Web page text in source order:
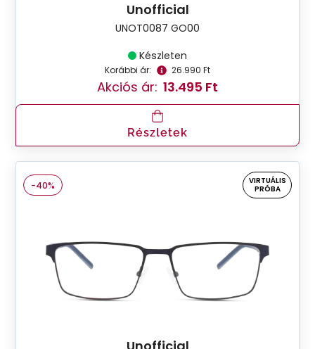
Unofficial
UNOT0087 GO00
Készleten
Korábbi ár: 26.990 Ft
Akciós ár: 13.495 Ft
Részletek
-40%
VIRTUÁLIS
PRÓBA